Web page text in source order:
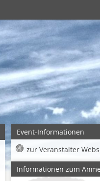
Event-Informationen
zur Veranstalter
Informationen zum